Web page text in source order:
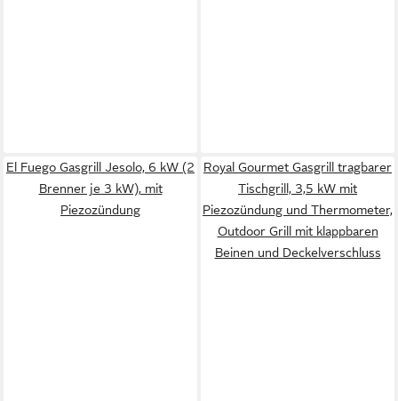
El Fuego Gasgrill Jesolo, 6 kW (2
Brenner je 3 kW), mit
Piezozündung
Royal Gourmet Gasgrill tragbarer
Tischgrill, 3,5 kW mit
Piezozündung und Thermometer,
Outdoor Grill mit klappbaren
Beinen und Deckelverschluss